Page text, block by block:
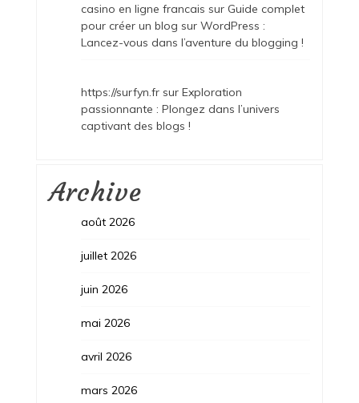
casino en ligne francais sur Guide complet
pour créer un blog sur WordPress :
Lancez-vous dans l’aventure du blogging !
https://surfyn.frsur Exploration
passionnante : Plongez dans l’univers
captivant des blogs !
Archive
août 2026
juillet 2026
juin 2026
mai 2026
avril 2026
mars 2026